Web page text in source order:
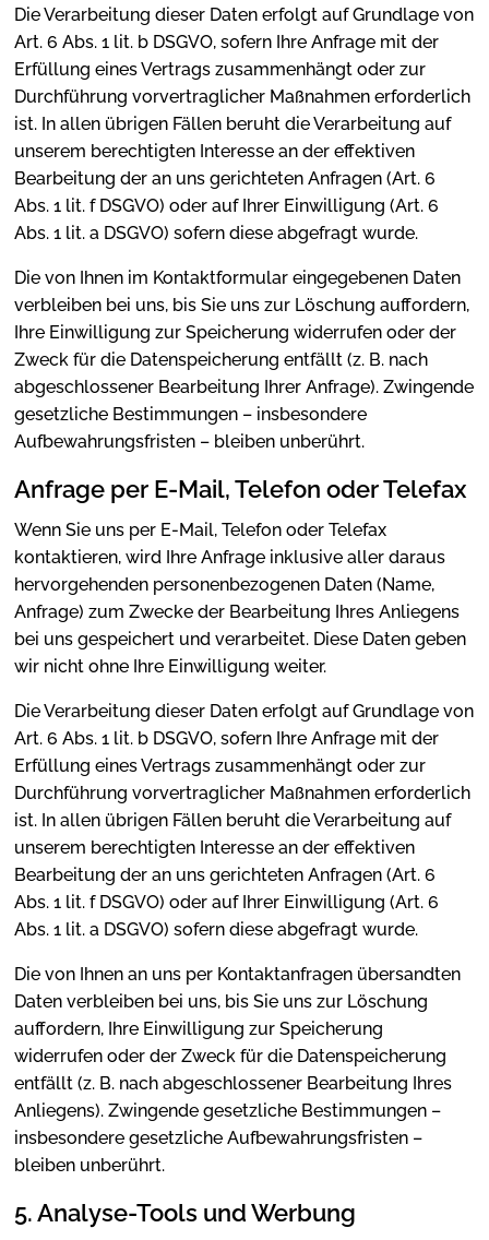
Die Verarbeitung dieser Daten erfolgt auf Grundlage von
Art. 6 Abs. 1 lit. b DSGVO, sofern Ihre Anfrage mit der
Erfüllung eines Vertrags zusammenhängt oder zur
Durchführung vorvertraglicher Maßnahmen erforderlich
ist. In allen übrigen Fällen beruht die Verarbeitung auf
unserem berechtigten Interesse an der effektiven
Bearbeitung der an uns gerichteten Anfragen (Art. 6
Abs. 1 lit. f DSGVO) oder auf Ihrer Einwilligung (Art. 6
Abs. 1 lit. a DSGVO) sofern diese abgefragt wurde.
Die von Ihnen im Kontaktformular eingegebenen Daten
verbleiben bei uns, bis Sie uns zur Löschung auffordern,
Ihre Einwilligung zur Speicherung widerrufen oder der
Zweck für die Datenspeicherung entfällt (z. B. nach
abgeschlossener Bearbeitung Ihrer Anfrage). Zwingende
gesetzliche Bestimmungen – insbesondere
Aufbewahrungsfristen – bleiben unberührt.
Anfrage per E-Mail, Telefon oder Telefax
Wenn Sie uns per E-Mail, Telefon oder Telefax
kontaktieren, wird Ihre Anfrage inklusive aller daraus
hervorgehenden personenbezogenen Daten (Name,
Anfrage) zum Zwecke der Bearbeitung Ihres Anliegens
bei uns gespeichert und verarbeitet. Diese Daten geben
wir nicht ohne Ihre Einwilligung weiter.
Die Verarbeitung dieser Daten erfolgt auf Grundlage von
Art. 6 Abs. 1 lit. b DSGVO, sofern Ihre Anfrage mit der
Erfüllung eines Vertrags zusammenhängt oder zur
Durchführung vorvertraglicher Maßnahmen erforderlich
ist. In allen übrigen Fällen beruht die Verarbeitung auf
unserem berechtigten Interesse an der effektiven
Bearbeitung der an uns gerichteten Anfragen (Art. 6
Abs. 1 lit. f DSGVO) oder auf Ihrer Einwilligung (Art. 6
Abs. 1 lit. a DSGVO) sofern diese abgefragt wurde.
Die von Ihnen an uns per Kontaktanfragen übersandten
Daten verbleiben bei uns, bis Sie uns zur Löschung
auffordern, Ihre Einwilligung zur Speicherung
widerrufen oder der Zweck für die Datenspeicherung
entfällt (z. B. nach abgeschlossener Bearbeitung Ihres
Anliegens). Zwingende gesetzliche Bestimmungen –
insbesondere gesetzliche Aufbewahrungsfristen –
bleiben unberührt.
5. Analyse-Tools und Werbung